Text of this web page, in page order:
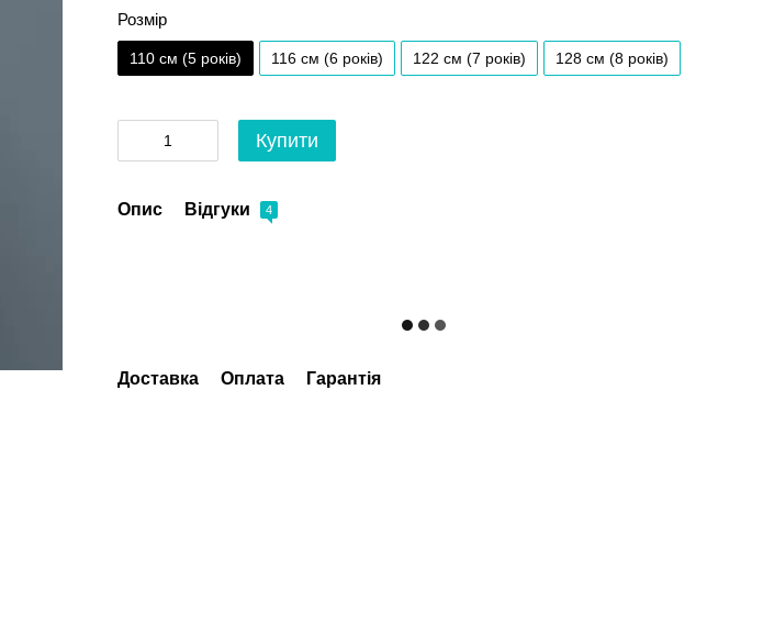
Розмір
110 см (5 років) 116 см (6 років) 122 см (7 років) 128 см (8 років)
Купити
Опис Відгуки 4
Доставка Оплата Гарантія